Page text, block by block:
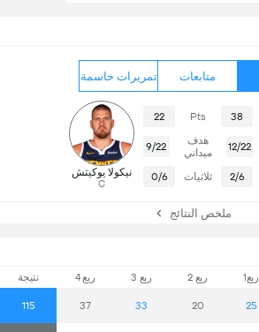
ربع1 ربع 2 ربع 3 ربع 4 نتيجة
25
20
33
37
115
متابعات تمريرات حاسمة
38
Pts
22
12/22
هدف
ميداني
9/22
2/6 ثلاثيات 0/6 نيكولا يوكيتش
C
ملخص النتائج